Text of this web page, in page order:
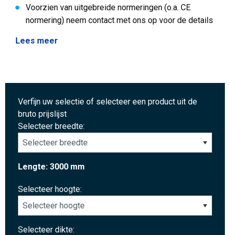
Voorzien van uitgebreide normeringen (o.a. CE
normering) neem contact met ons op voor de details
Lees meer
Verfijn uw selectie of selecteer een product uit de
bruto prijslijst
Selecteer breedte:
Lengte: 3000 mm
Selecteer hoogte:
Selecteer dikte: